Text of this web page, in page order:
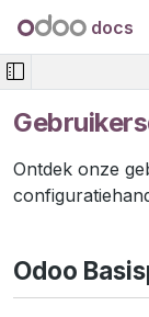
docs
Ontdek onze
Odoo